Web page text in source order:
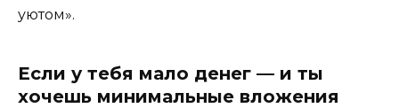
уютом».
Если у тебя мало денег — и ты
хочешь минимальные вложения